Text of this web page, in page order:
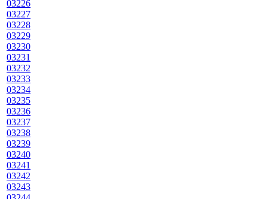
03226
03227
03228
03229
03230
03231
03232
03233
03234
03235
03236
03237
03238
03239
03240
03241
03242
03243